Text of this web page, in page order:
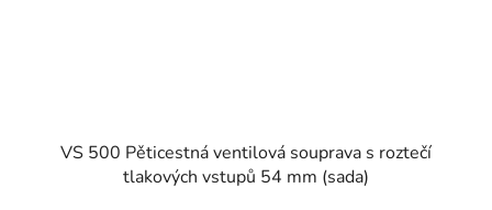
VS 500 Pěticestná ventilová souprava s roztečí
tlakových vstupů 54 mm (sada)